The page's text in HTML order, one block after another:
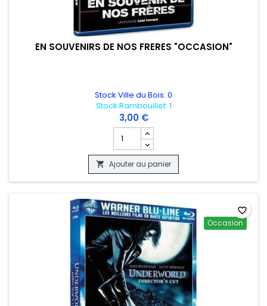
EN SOUVENIRS DE NOS FRERES "OCCASION"
Stock Ville du Bois: 0
Stock Rambouillet: 1
3,00 €
Champ quantité du produit EN
 Ajouter au panier
Occasion
favorite_border